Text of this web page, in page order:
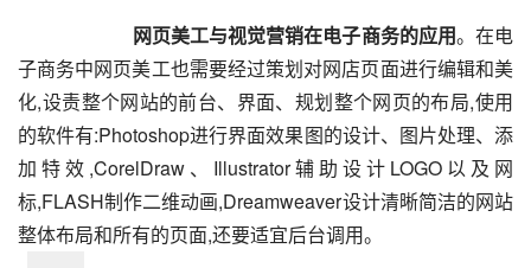
网页美工与视觉营销在电子商务的应用。在电
子商务中网页美工也需要经过策划对网店页面进行编辑和美
化,设责整个网站的前台、界面、规划整个网页的布局,使用
的软件有:Photoshop进行界面效果图的设计、图片处理、添
加特效,CorelDraw、Illustrator辅助设计LOGO以及网
标,FLASH制作二维动画,Dreamweaver设计清晰简洁的网站
整体布局和所有的页面,还要适宜后台调用。